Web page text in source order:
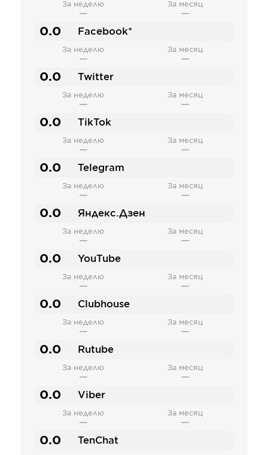
За неделю
—
За месяц
—
0.0 Facebook*
За неделю
—
За месяц
—
0.0 Twitter
За неделю
—
За месяц
—
0.0 TikTok
За неделю
—
За месяц
—
0.0 Telegram
За неделю
—
За месяц
—
0.0 Яндекс.Дзен
За неделю
—
За месяц
—
0.0 YouTube
За неделю
—
За месяц
—
0.0 Clubhouse
За неделю
—
За месяц
—
0.0 Rutube
За неделю
—
За месяц
—
0.0 Viber
За неделю
—
За месяц
—
0.0 TenChat